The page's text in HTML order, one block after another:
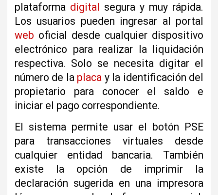
plataforma digital
segura y muy rápida.
Los usuarios pueden ingresar al portal
web oficial desde cualquier dispositivo
electrónico para realizar la liquidación
respectiva. Solo se necesita digitar el
número de la placa y la identificación del
propietario para conocer el saldo e
iniciar el pago correspondiente.
El sistema permite usar el botón PSE
para transacciones virtuales desde
cualquier entidad bancaria. También
existe la opción de imprimir la
declaración sugerida en una impresora